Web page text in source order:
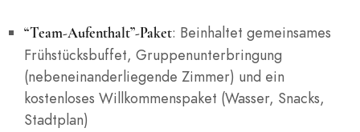
“Team-Aufenthalt”-Paket: Beinhaltet gemeinsames
Frühstücksbuffet, Gruppenunterbringung
(nebeneinanderliegende Zimmer) und ein
kostenloses Willkommenspaket (Wasser, Snacks,
Stadtplan)